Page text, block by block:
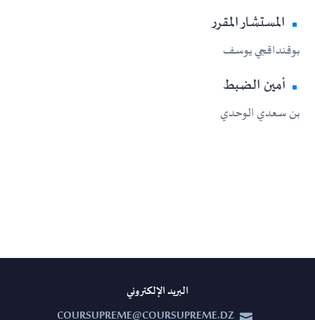
المستشار المقرر
بوقنداقجي يوسف
أمين الضبط
بن سعدي الوحدي
البريد الإلكتروني


COURSUPREME@COURSUPREME.DZ